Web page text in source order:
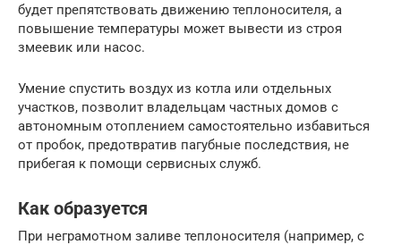
будет препятствовать движению теплоносителя, а
повышение температуры может вывести из строя
змеевик или насос.
Умение спустить воздух из котла или отдельных
участков, позволит владельцам частных домов с
автономным отоплением самостоятельно избавиться
от пробок, предотвратив пагубные последствия, не
прибегая к помощи сервисных служб.
Как образуется
При неграмотном заливе теплоносителя (например, с